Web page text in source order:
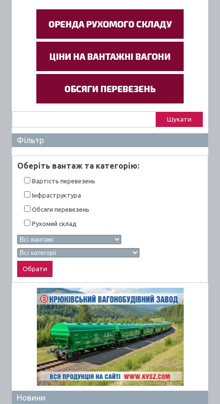
Фільтр
Оберiть вантаж та категорiю:
Вартiсть перевезень
Інфраструктура
Обсяги перевезень
Рухомий склад
Новини